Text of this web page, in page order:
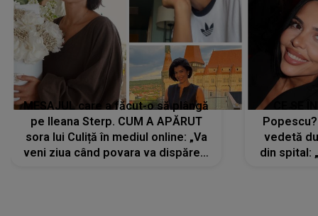
MESAJUL care a făcut-o să plângă
pe Ileana Sterp. CUM A APĂRUT
sora lui Culiță în mediul online: „Va
veni ziua când povara va dispărea,
vedetă
din spital: